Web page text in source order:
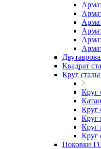
Квадрат
Круг
Круг
Круг
Круг
Круг
Круг
Поковки